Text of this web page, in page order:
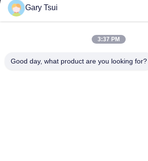
Vínculos Rápidos
Sobre
Viaje De La Fábrica
Control De
Gary Tsui
3:37 PM
Good day, what product are you looking for?